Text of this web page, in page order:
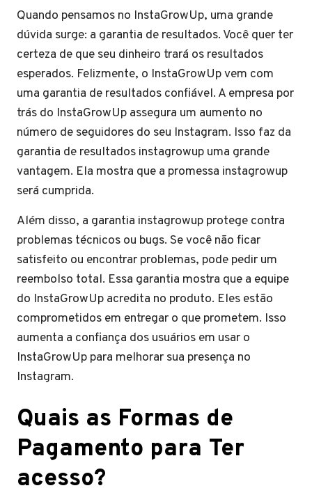
Quando pensamos no InstaGrowUp, uma grande
dúvida surge: a garantia de resultados. Você quer ter
certeza de que seu dinheiro trará os resultados
esperados. Felizmente, o InstaGrowUp vem com
uma garantia de resultados confiável. A empresa por
trás do InstaGrowUp assegura um aumento no
número de seguidores do seu Instagram. Isso faz da
garantia de resultados instagrowup uma grande
vantagem. Ela mostra que a promessa instagrowup
será cumprida.
Além disso, a garantia instagrowup protege contra
problemas técnicos ou bugs. Se você não ficar
satisfeito ou encontrar problemas, pode pedir um
reembolso total. Essa garantia mostra que a equipe
do InstaGrowUp acredita no produto. Eles estão
comprometidos em entregar o que prometem. Isso
aumenta a confiança dos usuários em usar o
InstaGrowUp para melhorar sua presença no
Instagram.
Quais as Formas de
Pagamento para Ter
acesso?